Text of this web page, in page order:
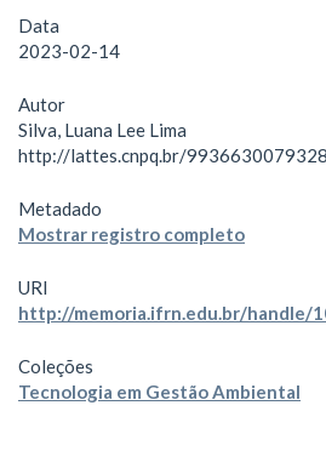
Data
2023-02-14
Autor
Silva, Luana Lee Lima
http://lattes.cnpq.br/
Metadado
Mostrar registro completo
URI
http://memoria.ifrn.edu.br/handle/
Coleções
Tecnologia em Gestão Ambiental